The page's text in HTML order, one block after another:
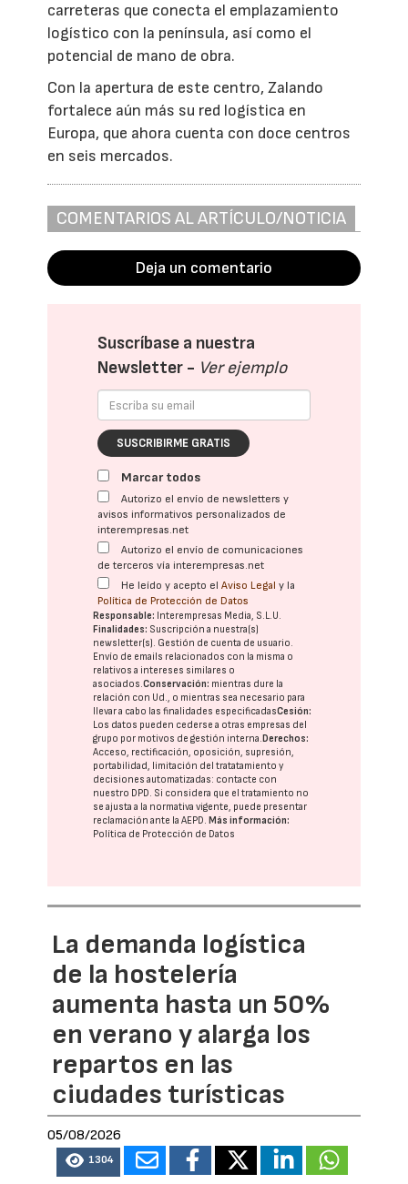
carreteras que conecta el emplazamiento
logístico con la península, así como el
potencial de mano de obra.
Con la apertura de este centro, Zalando
fortalece aún más su red logística en
Europa, que ahora cuenta con doce centros
en seis mercados.
COMENTARIOS AL ARTÍCULO/NOTICIA
Deja un comentario
Suscríbase a nuestra
Newsletter - Ver ejemplo
SUSCRIBIRME GRATIS
Marcar todos
Autorizo el envío de newsletters y
avisos informativos personalizados de
interempresas.net
Autorizo el envío de comunicaciones
de terceros vía interempresas.net
He leído y acepto elAviso Legal y la
Política de Protección de Datos
Responsable: Interempresas Media, S.L.U.
Finalidades: Suscripción a nuestra(s)
newsletter(s). Gestión de cuenta de usuario.
Envío de emails relacionados con la misma o
relativos a intereses similares o
asociados.Conservación: mientras dure la
relación con Ud., o mientras sea necesario para
llevar a cabo las finalidades especificadasCesión:
Los datos pueden cederse a otras empresas del
grupo por motivos de gestión interna. Derechos:
Acceso, rectificación, oposición, supresión,
portabilidad, limitación del tratatamiento y
decisiones automatizadas: contacte con
nuestro DPD. Si considera que el tratamiento no
se ajusta a la normativa vigente, puede presentar
reclamación ante laAEPD. Más información:
Política de Protección de Datos
La demanda logística
de la hostelería
aumenta hasta un 50%
en verano y alarga los
repartos en las
ciudades turísticas
05/08/2026
1304